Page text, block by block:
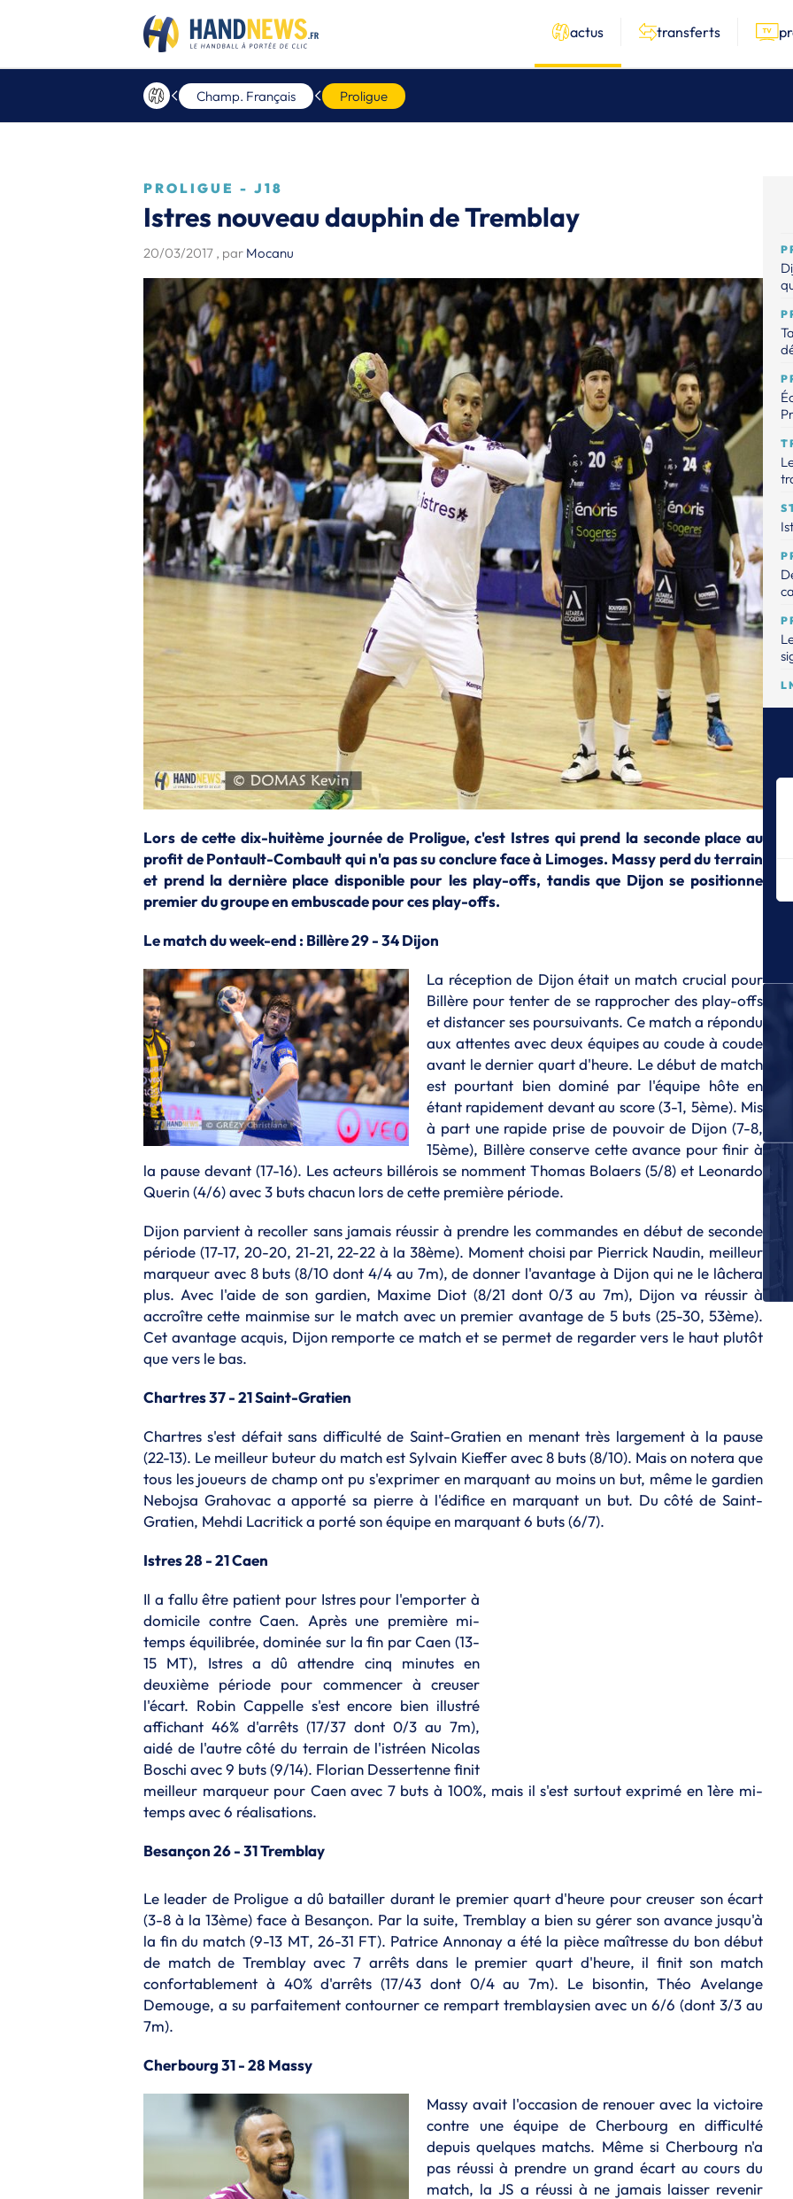
actus transferts
Champ. Français Proligue
PROLIGUE - J18
Istres nouveau dauphin de Tremblay
20/03/2017 , par Mocanu
Lors de cette dix-huitème journée de Proligue, c'est Istres qui prend la seconde place au
profit de Pontault-Combault qui n'a pas su conclure face à Limoges. Massy perd du terrain
et prend la dernière place disponible pour les play-offs, tandis que Dijon se positionne
premier du groupe en embuscade pour ces play-offs.
Le match du week-end : Billère 29 - 34 Dijon
La réception de Dijon était un match crucial pour
Billère pour tenter de se rapprocher des play-offs
et distancer ses poursuivants. Ce match a répondu
aux attentes avec deux équipes au coude à coude
avant le dernier quart d'heure. Le début de match
est pourtant bien dominé par l'équipe hôte en
étant rapidement devant au score (3-1, 5ème). Mis
à part une rapide prise de pouvoir de Dijon (7-8,
15ème), Billère conserve cette avance pour finir à
la pause devant (17-16). Les acteurs billérois se nomment Thomas Bolaers (5/8) et Leonardo
Querin (4/6) avec 3 buts chacun lors de cette première période.
Dijon parvient à recoller sans jamais réussir à prendre les commandes en début de seconde
période (17-17, 20-20, 21-21, 22-22 à la 38ème). Moment choisi par Pierrick Naudin, meilleur
marqueur avec 8 buts (8/10 dont 4/4 au 7m), de donner l'avantage à Dijon qui ne le lâchera
plus. Avec l'aide de son gardien, Maxime Diot (8/21 dont 0/3 au 7m), Dijon va réussir à
accroître cette mainmise sur le match avec un premier avantage de 5 buts (25-30, 53ème).
Cet avantage acquis, Dijon remporte ce match et se permet de regarder vers le haut plutôt
que vers le bas.
Chartres 37 - 21 Saint-Gratien
Chartres s'est défait sans difficulté de Saint-Gratien en menant très largement à la pause
(22-13). Le meilleur buteur du match est Sylvain Kieffer avec 8 buts (8/10). Mais on notera que
tous les joueurs de champ ont pu s'exprimer en marquant au moins un but, même le gardien
Nebojsa Grahovac a apporté sa pierre à l'édifice en marquant un but. Du côté de Saint-
Gratien, Mehdi Lacritick a porté son équipe en marquant 6 buts (6/7).
Istres 28 - 21 Caen
Il a fallu être patient pour Istres pour l'emporter à
domicile contre Caen. Après une première mi-
temps équilibrée, dominée sur la fin par Caen (13-
15 MT), Istres a dû attendre cinq minutes en
deuxième période pour commencer à creuser
l'écart. Robin Cappelle s'est encore bien illustré
affichant 46% d'arrêts (17/37 dont 0/3 au 7m),
aidé de l'autre côté du terrain de l'istréen Nicolas
Boschi avec 9 buts (9/14). Florian Dessertenne finit
meilleur marqueur pour Caen avec 7 buts à 100%, mais il s'est surtout exprimé en 1ère mi-
temps avec 6 réalisations.
Besançon 26 - 31 Tremblay
Le leader de Proligue a dû batailler durant le premier quart d'heure pour creuser son écart
(3-8 à la 13ème) face à Besançon. Par la suite, Tremblay a bien su gérer son avance jusqu'à
la fin du match (9-13 MT, 26-31 FT). Patrice Annonay a été la pièce maîtresse du bon début
de match de Tremblay avec 7 arrêts dans le premier quart d'heure, il finit son match
confortablement à 40% d'arrêts (17/43 dont 0/4 au 7m). Le bisontin, Théo Avelange
Demouge, a su parfaitement contourner ce rempart tremblaysien avec un 6/6 (dont 3/3 au
7m).
Cherbourg 31 - 28 Massy
Massy avait l'occasion de renouer avec la victoire
contre une équipe de Cherbourg en difficulté
depuis quelques matchs. Même si Cherbourg n'a
pas réussi à prendre un grand écart au cours du
match, la JS a réussi à ne jamais laisser revenir